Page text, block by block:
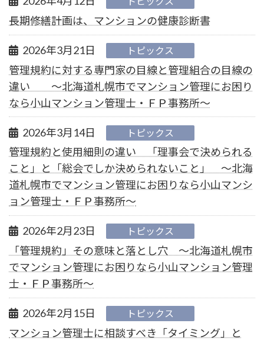
長期修繕計画は、マンションの健康診断書
2026年3月21日 トピックス
管理規約に対する専門家の目線と管理組合の目線の
違い ～北海道札幌市でマンション管理にお困り
なら小山マンション管理士・ＦＰ事務所～
2026年3月14日 トピックス
管理規約と使用細則の違い 「理事会で決められる
こと」と「総会でしか決められないこと」 ～北海
道札幌市でマンション管理にお困りなら小山マンシ
ョン管理士・ＦＰ事務所～
2026年2月23日 トピックス
「管理規約」その意味と落とし穴 ～北海道札幌市
でマンション管理にお困りなら小山マンション管理
士・ＦＰ事務所～
2026年2月15日 トピックス
マンション管理士に相談すべき「タイミング」と